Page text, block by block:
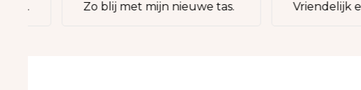
Zo blij met mijn nieuwe tas.
Vriendelijk